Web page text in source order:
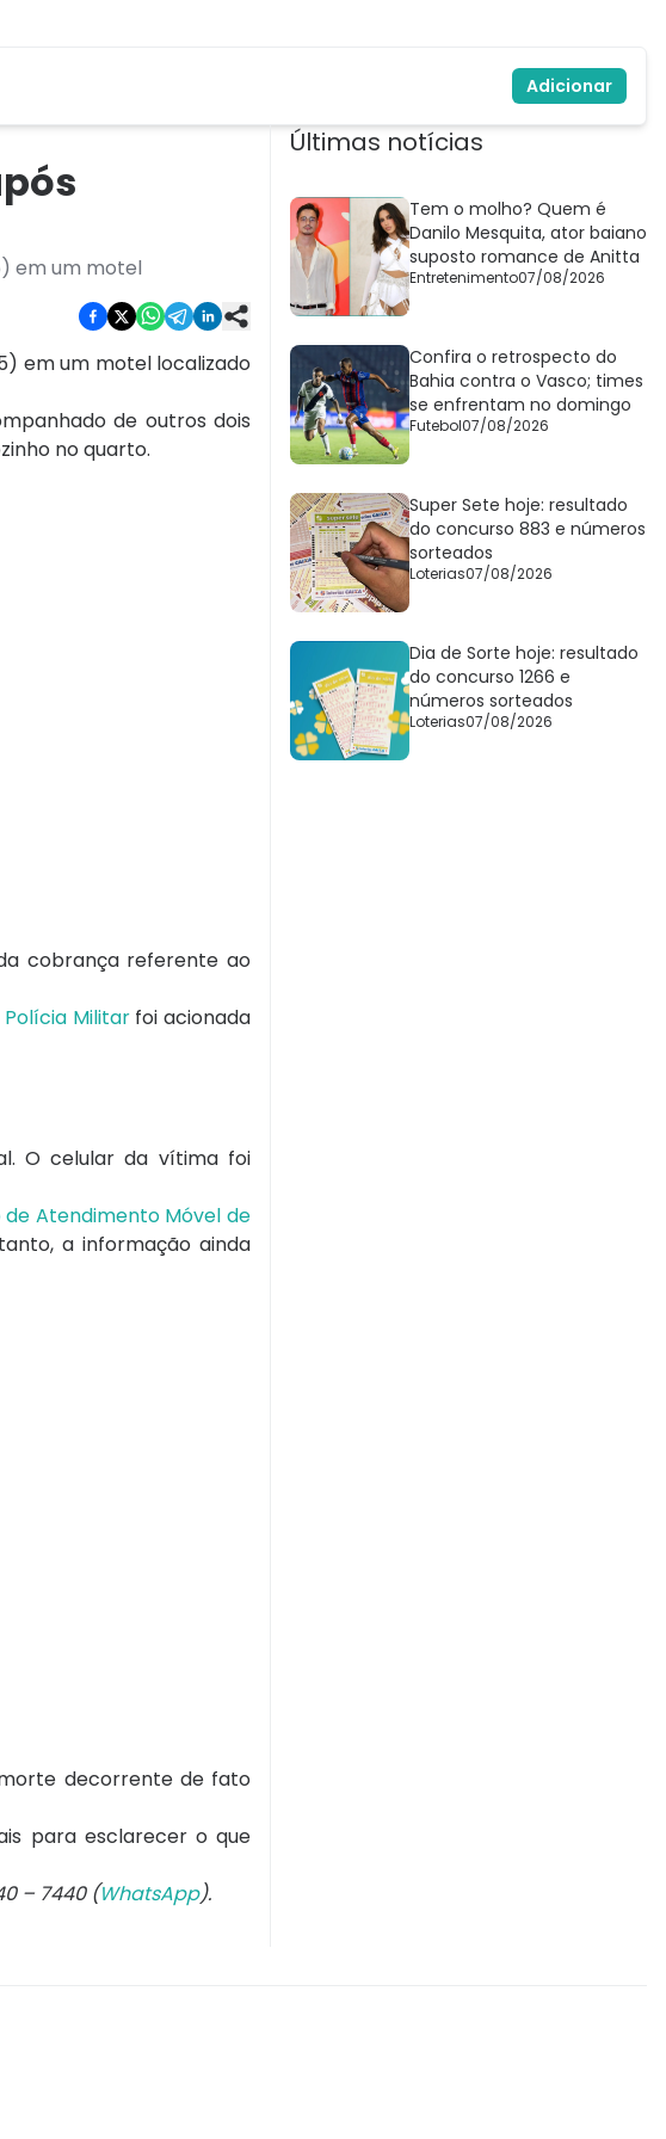
Adicionar
em um motel
em um motel localizado
de outros dois
no quarto.
cobrança referente ao
Polícia Militarfoi acionada
O celular da vítima foi
de Atendimento Móvel de
a informação ainda
decorrente de fato
para esclarecer o que
– 7440 (WhatsApp).
Últimas notícias
Tem o molho? Quem é
Danilo Mesquita, ator baiano
suposto romance de Anitta
Entretenimento07/08/2026
Confira o retrospecto do
Bahia contra o Vasco; times
se enfrentam no domingo
Futebol07/08/2026
Super Sete hoje: resultado
do concurso 883 e números
sorteados
Loterias07/08/2026
Dia de Sorte hoje: resultado
do concurso 1266 e
números sorteados
Loterias07/08/2026